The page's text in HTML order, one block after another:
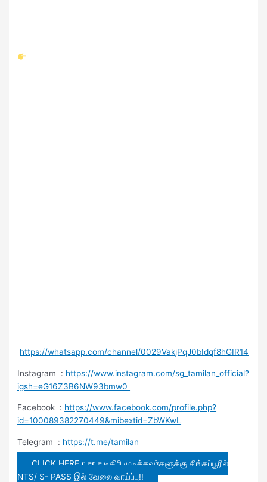
https://whatsapp.com/channel/0029VakjPqJ0bIdqf8hGIR14
Instagram : https://www.instagram.com/sg_tamilan_official?
igsh=eG16Z3B6NW93bmw0
Facebook : https://www.facebook.com/profile.php?
id=100089382270449&mibextid=ZbWKwL
Telegram : https://t.me/tamilan
CLICK HERE 👉👉 டிகிரி முடித்தவர்களுக்கு சிங்கப்பூரில்
NTS/ S- PASS இல் வேலை வாய்ப்பு!!